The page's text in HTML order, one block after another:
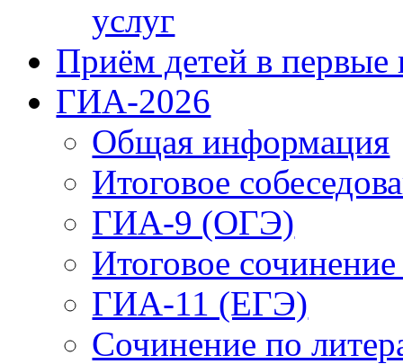
услуг
Приём детей в первые
ГИА-2026
Общая информация
Итоговое
ГИА-9 (ОГЭ)
Итоговое
ГИА-11 (ЕГЭ)
Сочинение по